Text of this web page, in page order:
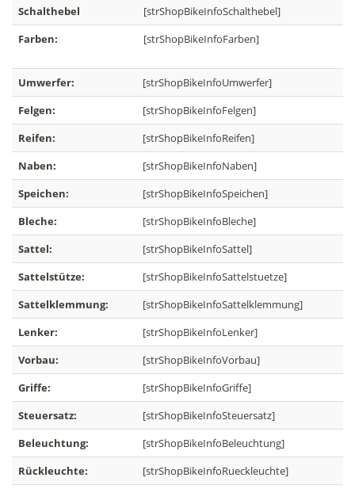
Schalthebel
[strShopBikeInfoSchalthebel]
Farben:
[strShopBikeInfoFarben]
Umwerfer:
[strShopBikeInfoUmwerfer]
Felgen:
[strShopBikeInfoFelgen]
Reifen:
[strShopBikeInfoReifen]
Naben:
[strShopBikeInfoNaben]
Speichen:
[strShopBikeInfoSpeichen]
Bleche:
[strShopBikeInfoBleche]
Sattel:
[strShopBikeInfoSattel]
Sattelstütze:
[strShopBikeInfoSattelstuetze]
Sattelklemmung:
[strShopBikeInfoSattelklemmung]
Lenker:
[strShopBikeInfoLenker]
Vorbau:
[strShopBikeInfoVorbau]
Griffe:
[strShopBikeInfoGriffe]
Steuersatz:
[strShopBikeInfoSteuersatz]
Beleuchtung:
[strShopBikeInfoBeleuchtung]
Rückleuchte:
[strShopBikeInfoRueckleuchte]